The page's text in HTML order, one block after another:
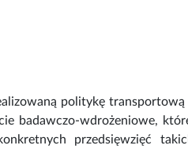
politykę
badawczo-wdrożeniowe,
przedsięwzięć